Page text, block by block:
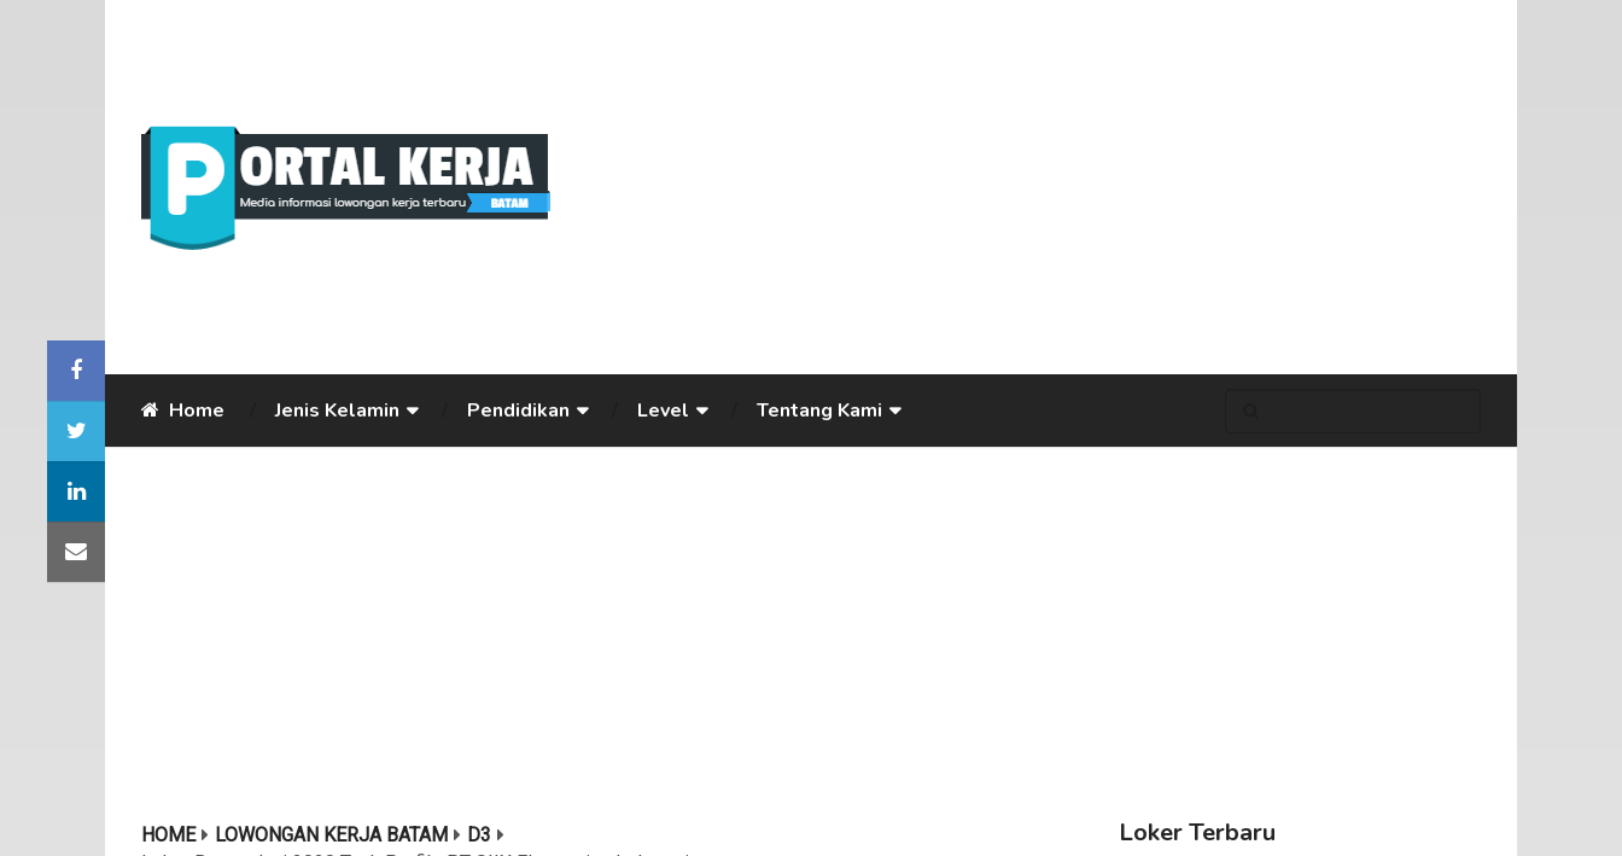
Home Jenis Kelamin Pendidikan Level Tentang Kami
HOME LOWONGAN KERJA BATAM
D3
Loker Terbaru